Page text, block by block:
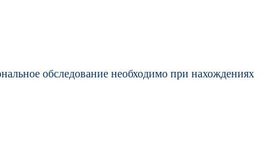
обследование необходимо при нахождениях